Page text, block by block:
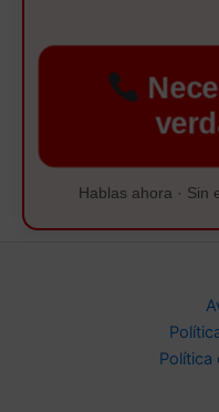
Hablas ahora · Sin
Política